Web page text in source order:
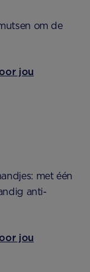
om de
jou
met één
anti-
jou